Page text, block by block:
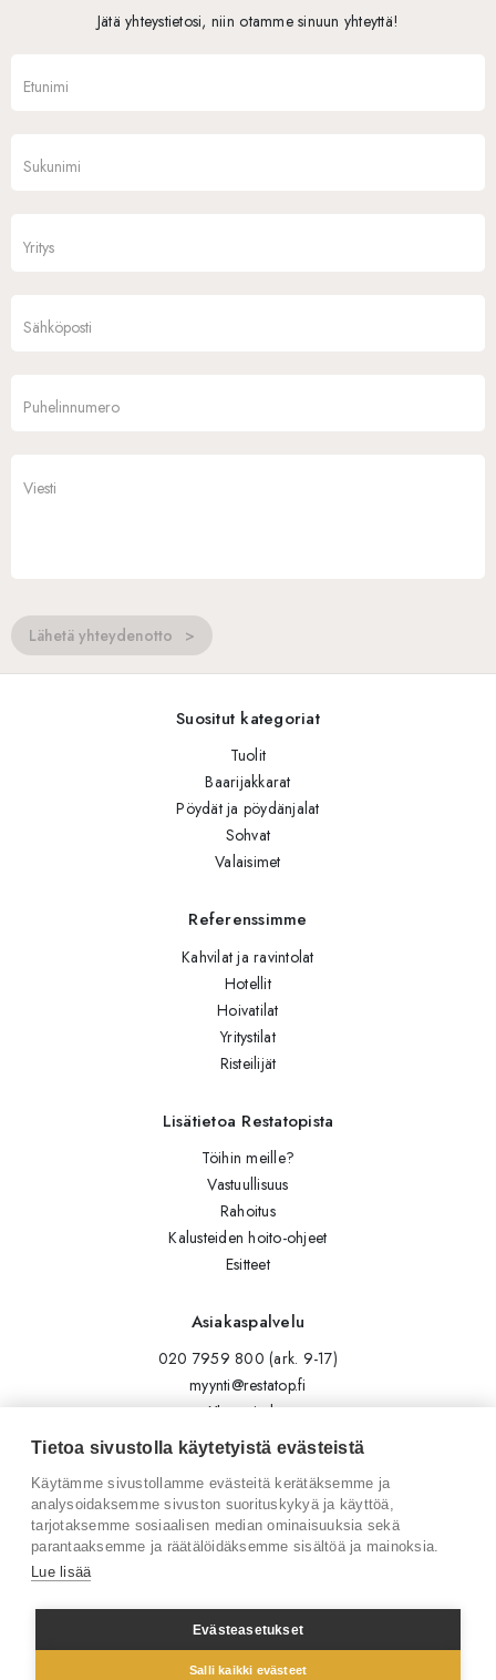
Jätä yhteystietosi, niin otamme sinuun yhteyttä!
Lähetä yhteydenotto
Suositut kategoriat
Tuolit
Baarijakkarat
Pöydät ja pöydänjalat
Sohvat
Valaisimet
Referenssimme
Kahvilat ja ravintolat
Hotellit
Hoivatilat
Yritystilat
Risteilijät
Lisätietoa Restatopista
Töihin meille?
Vastuullisuus
Rahoitus
Kalusteiden hoito-ohjeet
Esitteet
Asiakaspalvelu
020 7959 800 (ark. 9-17)
myynti@restatop.fi
Yhteystiedot
Lähetä viesti
Seuraa meitä
Tilaa uutiskirje
Facebook
Tietoa sivustolla käytetyistä evästeistä
Käytämme sivustollamme evästeitä kerätäksemme ja
analysoidaksemme sivuston suorituskykyä ja käyttöä,
tarjotaksemme sosiaalisen median ominaisuuksia sekä
parantaaksemme ja räätälöidäksemme sisältöä ja mainoksia.
Lue lisää
Evästeasetukset
Salli kaikki evästeet